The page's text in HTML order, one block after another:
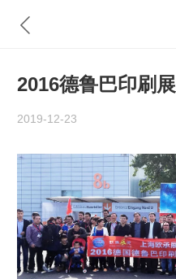
2016德鲁巴印刷展
2019-12-23